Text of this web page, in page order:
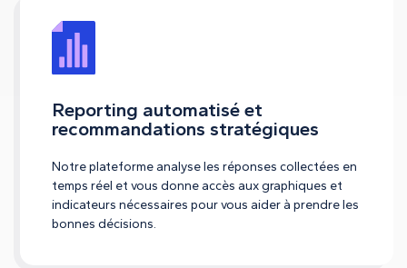
Reporting automatisé et
recommandations stratégiques
Notre plateforme analyse les réponses collectées en
temps réel et vous donne accès aux graphiques et
indicateurs nécessaires pour vous aider à prendre les
bonnes décisions.